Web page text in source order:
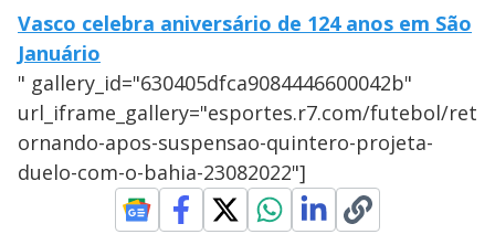
Vasco celebra aniversário de 124 anos em São
Januário
" gallery_id="630405dfca9084446600042b"
url_iframe_gallery="esportes.r7.com/futebol/ret
ornando-apos-suspensao-quintero-projeta-
duelo-com-o-bahia-23082022"]